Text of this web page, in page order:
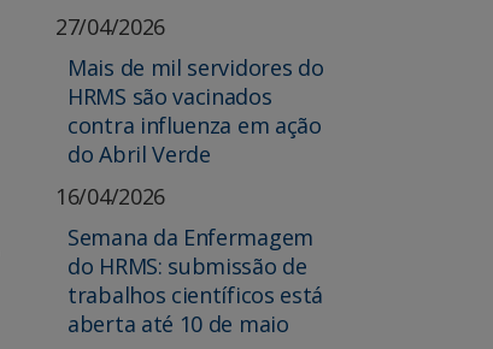
27/04/2026
Mais de mil servidores do
HRMS são vacinados
contra influenza em ação
do Abril Verde
16/04/2026
Semana da Enfermagem
do HRMS: submissão de
trabalhos científicos está
aberta até 10 de maio